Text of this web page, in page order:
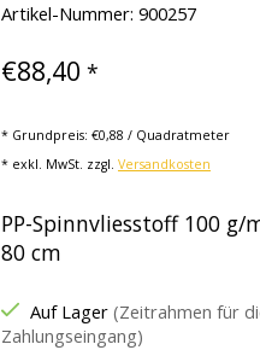
Artikel-Nummer: 900257
€88,40 *
* Grundpreis: €0,88 / Quadratmeter
* exkl. MwSt. zzgl. Versandkosten
PP-Spinnvliesstoff 100 g/
80 cm
Auf Lager (Zeitrahmen für
Zahlungseingang)